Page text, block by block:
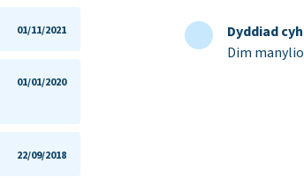
01/11/2021
01/01/2020
22/09/2018
Dyddiad
Dim